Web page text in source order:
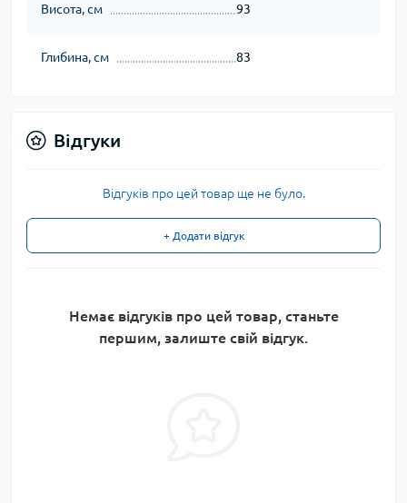
Висота, см 93
Глибина, см 83
Відгуки
Відгуків про цей товар ще не було.
+ Додати відгук
Немає відгуків про цей товар, станьте
першим, залиште свій відгук.